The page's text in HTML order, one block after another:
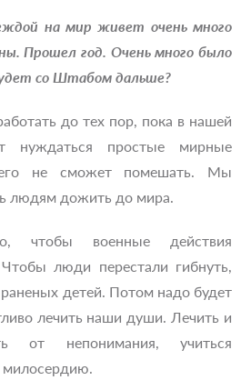
на мир живет очень много
Прошел год. Очень много было
со Штабом дальше?
до тех пор, пока в нашей
нуждаться простые мирные
не сможет помешать. Мы
людям дожить до мира.
чтобы военные действия
Чтобы люди перестали гибнуть,
детей. Потом надо будет
лечить наши души. Лечить и
от непонимания, учиться
милосердию.